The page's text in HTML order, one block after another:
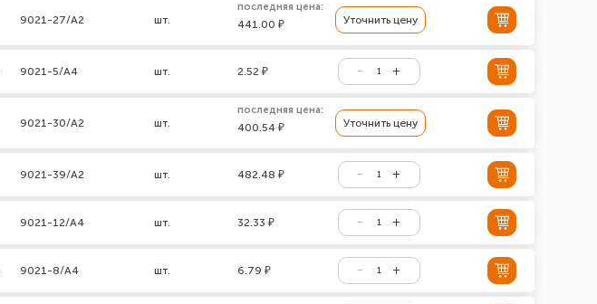
9021-27/А2 шт.
последняя цена:
441.00 ₽ Уточнить цену
9021-5/А4 шт. 2.52 ₽
9021-30/А2 шт.
последняя цена:
400.54 ₽ Уточнить цену
9021-39/А2 шт. 482.48 ₽
9021-12/А4 шт. 32.33 ₽
9021-8/А4 шт. 6.79 ₽